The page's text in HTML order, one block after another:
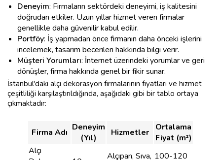
Deneyim: Firmaların sektördeki deneyimi, iş kalitesini
doğrudan etkiler. Uzun yıllar hizmet veren firmalar
genellikle daha güvenilir kabul edilir.
Portföy: İş yapmadan önce firmanın daha önceki işlerini
incelemek, tasarım becerileri hakkında bilgi verir.
Müşteri Yorumları: İnternet üzerindeki yorumlar ve geri
dönüşler, firma hakkında genel bir fikir sunar.
İstanbul'daki alçı dekorasyon firmalarının fiyatları ve hizmet
çeşitliliği karşılaştırıldığında, aşağıdaki gibi bir tablo ortaya
çıkmaktadır:
Firma Adı Deneyim
(Yıl)
Hizmetler
Ortalama
Fiyat (m²)
Alçı
Alçıpan, Sıva, 100-120